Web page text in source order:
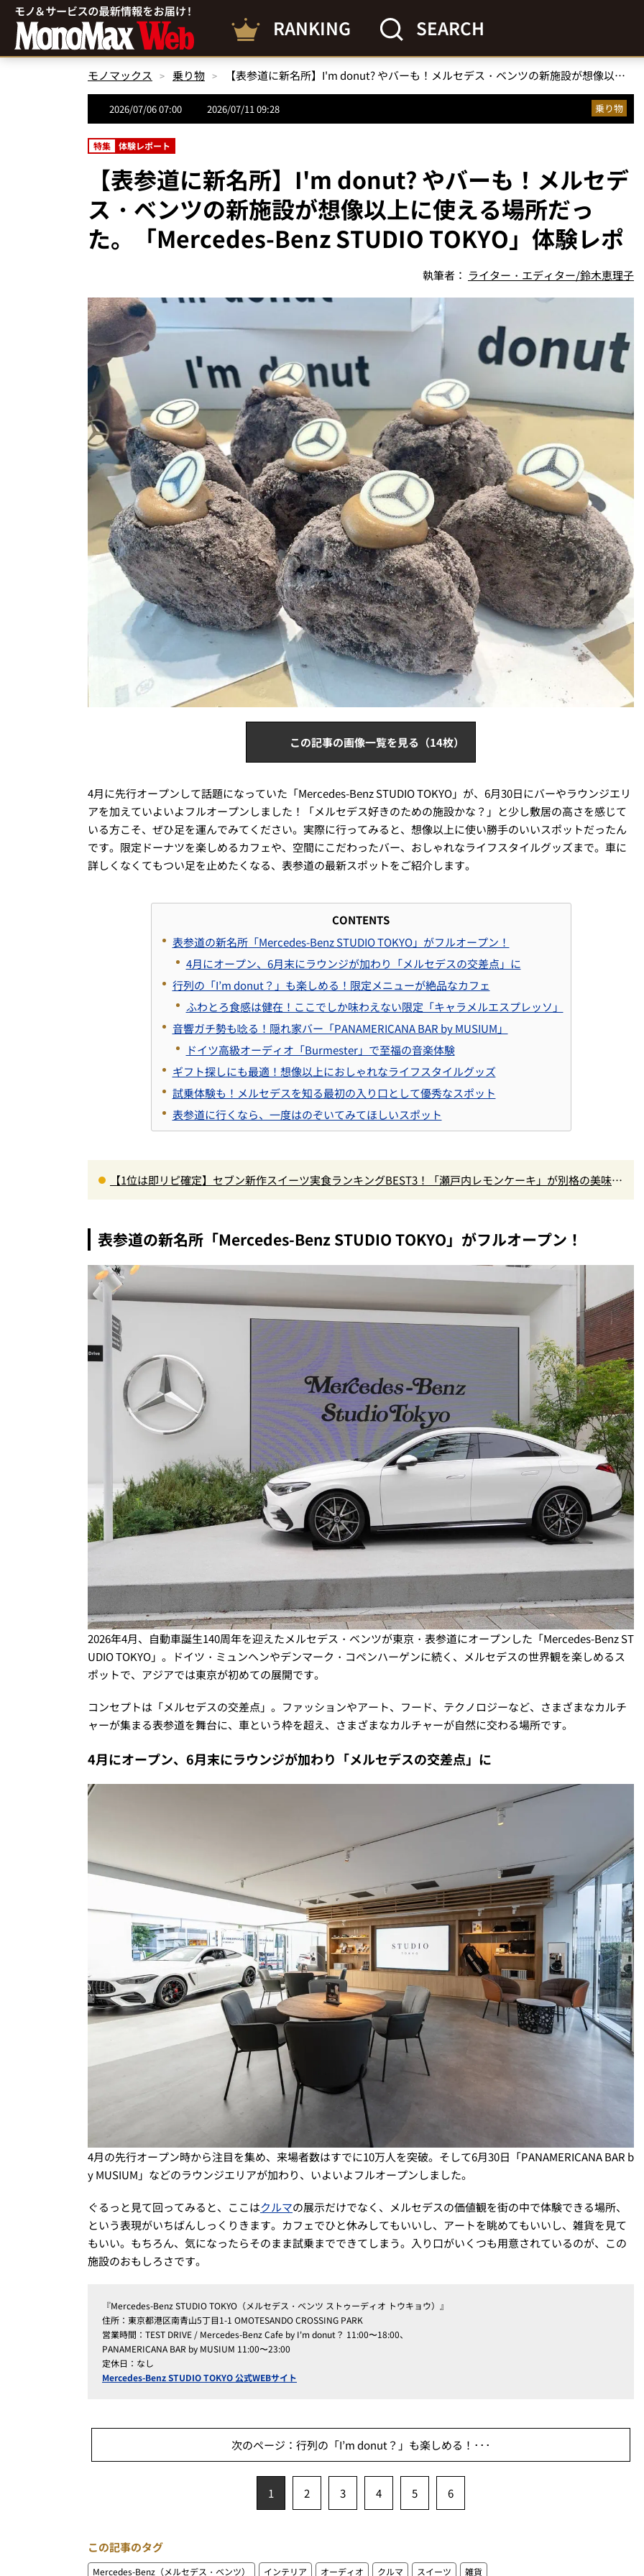
RANKING SEARCH
モノマックス 乗り物 【表参道に新名所】I'm donut? やバーも！メルセデス・ベンツの新施設が想像以上に使える場所だった。「Mercedes-Benz STUDIO TOKYO」体験レポ
2026/07/06 07:00 2026/07/11 09:28 乗り物
特集 体験レポート
【表参道に新名所】I'm donut? やバーも！メルセデ
ス・ベンツの新施設が想像以上に使える場所だっ
た。「Mercedes-Benz STUDIO TOKYO」体験レポ
執筆者： ライター・エディター/鈴木恵理子
この記事の画像一覧を見る（14枚）
4月に先行オープンして話題になっていた「Mercedes-Benz STUDIO TOKYO」が、6月30日にバーやラウンジエリ
アを加えていよいよフルオープンしました！「メルセデス好きのための施設かな？」と少し敷居の高さを感じて
いる方こそ、ぜひ足を運んでみてください。実際に行ってみると、想像以上に使い勝手のいいスポットだったん
です。限定ドーナツを楽しめるカフェや、空間にこだわったバー、おしゃれなライフスタイルグッズまで。車に
詳しくなくてもつい足を止めたくなる、表参道の最新スポットをご紹介します。
CONTENTS
表参道の新名所「Mercedes-Benz STUDIO TOKYO」がフルオープン！
4月にオープン、6月末にラウンジが加わり「メルセデスの交差点」に
行列の「I’m donut？」も楽しめる！限定メニューが絶品なカフェ
ふわとろ食感は健在！ここでしか味わえない限定「キャラメルエスプレッソ」
音響ガチ勢も唸る！隠れ家バー「PANAMERICANA BAR by MUSIUM」
ドイツ高級オーディオ「Burmester」で至福の音楽体験
ギフト探しにも最適！想像以上におしゃれなライフスタイルグッズ
試乗体験も！メルセデスを知る最初の入り口として優秀なスポット
表参道に行くなら、一度はのぞいてみてほしいスポット
【1位は即リピ確定】セブン新作スイーツ実食ランキングBEST3！「瀬戸内レモンケーキ」が別格の美味
表参道の新名所「Mercedes-Benz STUDIO TOKYO」がフルオープン！
2026年4月、自動車誕生140周年を迎えたメルセデス・ベンツが東京・表参道にオープンした「Mercedes-Benz ST
UDIO TOKYO」。ドイツ・ミュンヘンやデンマーク・コペンハーゲンに続く、メルセデスの世界観を楽しめるス
ポットで、アジアでは東京が初めての展開です。
コンセプトは「メルセデスの交差点」。ファッションやアート、フード、テクノロジーなど、さまざまなカルチ
ャーが集まる表参道を舞台に、車という枠を超え、さまざまなカルチャーが自然に交わる場所です。
4月にオープン、6月末にラウンジが加わり「メルセデスの交差点」に
4月の先行オープン時から注目を集め、来場者数はすでに10万人を突破。そして6月30日「PANAMERICANA BAR b
y MUSIUM」などのラウンジエリアが加わり、いよいよフルオープンしました。
ぐるっと見て回ってみると、ここはクルマの展示だけでなく、メルセデスの価値観を街の中で体験できる場所、
という表現がいちばんしっくりきます。カフェでひと休みしてもいいし、アートを眺めてもいいし、雑貨を見て
もいい。もちろん、気になったらそのまま試乗までできてしまう。入り口がいくつも用意されているのが、この
施設のおもしろさです。
『Mercedes-Benz STUDIO TOKYO（メルセデス・ベンツ ストゥーディオ トウキョウ）』
住所：東京都港区南青山5丁目1-1 OMOTESANDO CROSSING PARK
営業時間：TEST DRIVE / Mercedes-Benz Cafe by I'm donut？ 11:00〜18:00、
PANAMERICANA BAR by MUSIUM 11:00〜23:00
定休日：なし
Mercedes-Benz STUDIO TOKYO 公式WEBサイト
次のページ：行列の「I’m donut？」も楽しめる！･･･
1 2 3 4 5 6
この記事のタグ
Mercedes-Benz（メルセデス・ベンツ） インテリア オーディオ クルマ スイーツ 雑貨